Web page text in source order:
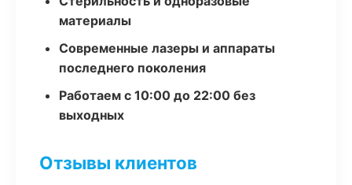
материалы
Современные лазеры и аппараты
последнего поколения
Работаем с 10:00 до 22:00 без
выходных
Отзывы клиентов